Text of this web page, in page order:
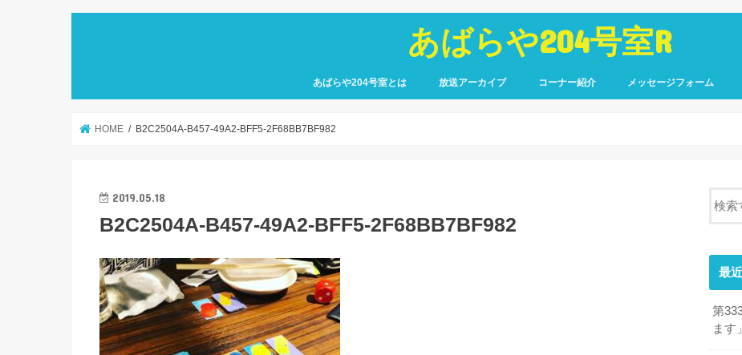
あばらや204号室R
あばらや204号室とは 放送アーカイブ コーナー紹介 メッセージフォーム
HOME B2C2504A-B457-49A2-BFF5-2F68BB7BF982
2019.05.18
B2C2504A-B457-49A2-BFF5-2F68BB7BF982
最
第
ます